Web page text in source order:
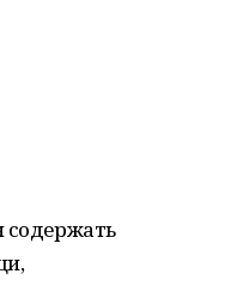
содержать